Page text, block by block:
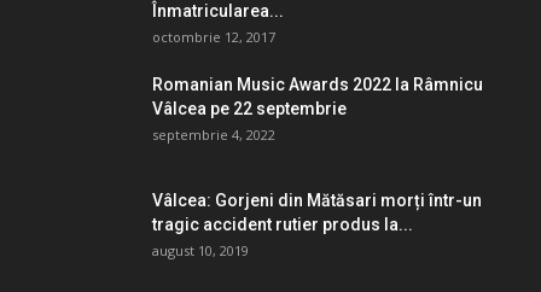
Înmatricularea...
octombrie 12, 2017
Romanian Music Awards 2022 la Râmnicu
Vâlcea pe 22 septembrie
septembrie 4, 2022
Vâlcea: Gorjeni din Mătăsari morți într-un
tragic accident rutier produs la...
august 10, 2019